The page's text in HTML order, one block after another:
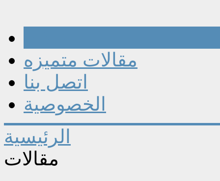
مقالات متميزه
اتصل بنا
الخصوصية
الرئيسية
مقالات